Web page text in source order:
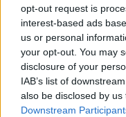
opt-out request is
interest-based ads
us or personal
your opt-out. You may
disclosure of your
IAB’s list of
also be disclosed by
Downstream
Στο εξής «μετά μια
ξηρή, καιρικές